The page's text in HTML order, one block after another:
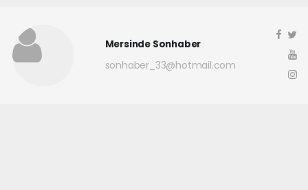
Mersinde Sonhaber
sonhaber_33@hotmail.com